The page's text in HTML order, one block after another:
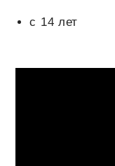
с 14 лет